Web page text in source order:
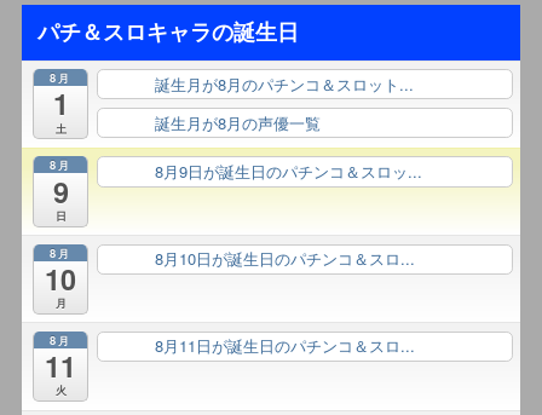
パチ＆スロキャラの誕生日
8月
1
土
誕生月が8月のパチンコ＆スロット...
誕生月が8月の声優一覧
8月
9
日
8月9日が誕生日のパチンコ＆スロッ...
8月
10
月
8月10日が誕生日のパチンコ＆スロ...
8月
11
火
8月11日が誕生日のパチンコ＆スロ...